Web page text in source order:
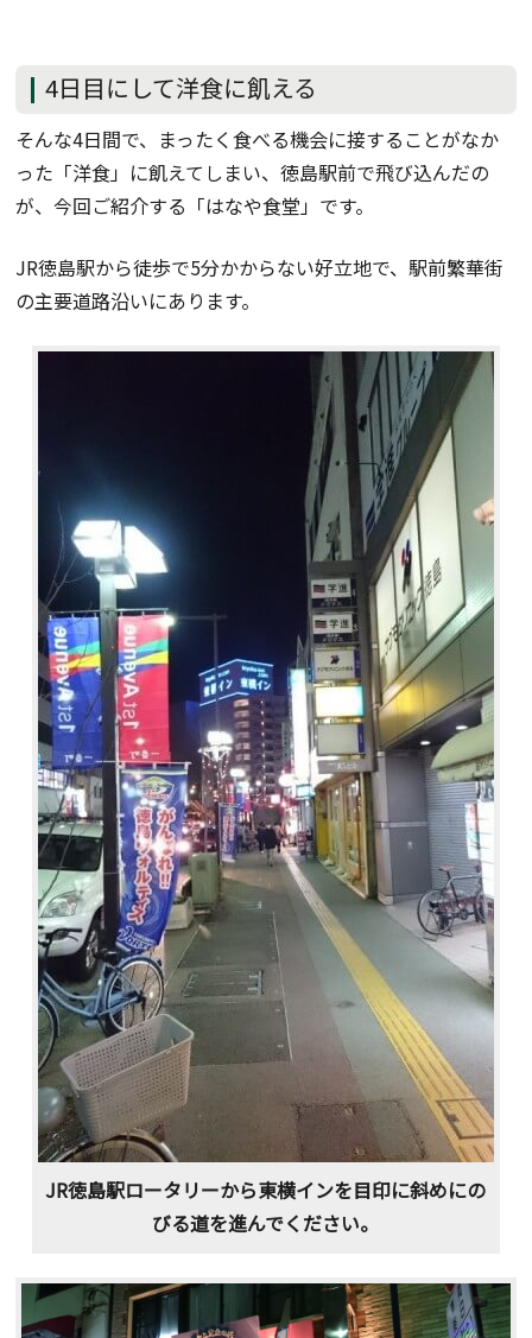
4日目にして洋食に飢える
そんな4日間で、まったく食べる機会に接することがなか
った「洋食」に飢えてしまい、徳島駅前で飛び込んだの
が、今回ご紹介する「はなや食堂」です。
JR徳島駅から徒歩で5分かからない好立地で、駅前繁華街
の主要道路沿いにあります。
JR徳島駅ロータリーから東横インを目印に斜めにの
びる道を進んでください。